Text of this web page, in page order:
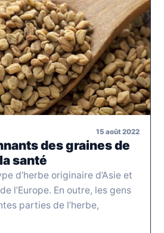
15 août 2022
des graines de
santé
d’herbe originaire d’Asie et
l’Europe. En outre, les gens
parties de l’herbe,